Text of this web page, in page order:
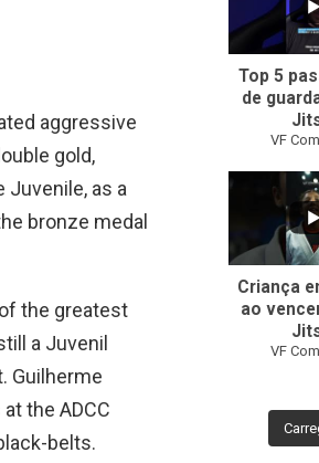
aggressive
gold,
as a
bronze medal
of the greatest
a Juvenil
Guilherme
the ADCC
belts.
Top 5
de
VF
0
Criança
ao
VF